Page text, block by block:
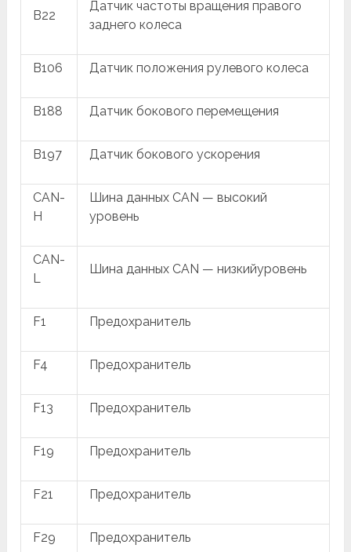
B22
Датчик частоты вращения правого
заднего колеса
B106 Датчик положения рулевого колеса
B188 Датчик бокового перемещения
B197 Датчик бокового ускорения
CAN-
H
Шина данных CAN — высокий
уровень
CAN-
L
Шина данных CAN — низкийуровень
F1 Предохранитель
F4 Предохранитель
F13 Предохранитель
F19 Предохранитель
F21 Предохранитель
F29 Предохранитель